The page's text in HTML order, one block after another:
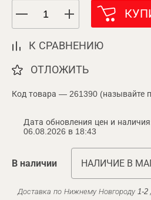
К СРАВНЕНИЮ
ОТЛОЖИТЬ
Код товара — 261390 (называйте
Дата обновления цен и
06.08.2026 в 18:43
В наличии НАЛИЧИЕ В
Доставка по Нижнему Новгороду 1-